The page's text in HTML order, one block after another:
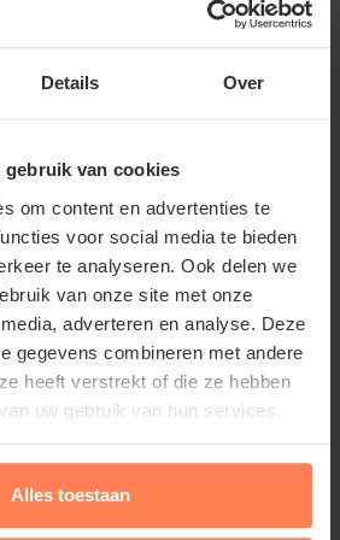
Details Over
gebruik van cookies
om content en advertenties te
voor social media te bieden
te analyseren. Ook delen we
van onze site met onze
adverteren en analyse. Deze
gegevens combineren met andere
heeft verstrekt of die ze hebben
uw gebruik van hun services.
Alles toestaan
sinensis
in de zon of halfschaduw in
vochthoudende, humusrijke
eisen aan de grondsoort.
'Silberfeder'
per vierkante meter:
Lees meer